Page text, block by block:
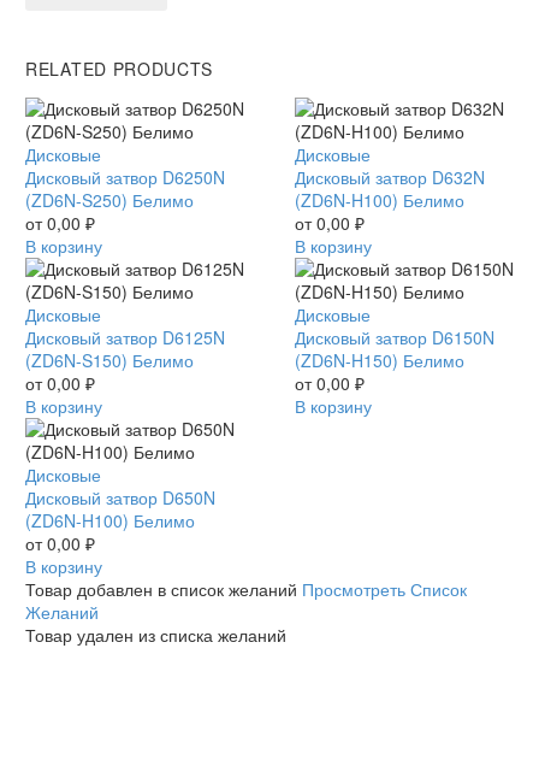
RELATED PRODUCTS
Дисковый
затвор
D6250N
(ZD6N-
S250)
Белимо
Дисковые
Дисковый затвор D6250N
(ZD6N-S250) Белимо
от0,00 ₽
В корзину
Дисковый
затвор
D632N
(ZD6N-
H100)
Белимо
Дисковые
Дисковый затвор D632N
(ZD6N-H100) Белимо
от0,00 ₽
В корзину
Дисковый
затвор
D6125N
(ZD6N-
S150)
Белимо
Дисковые
Дисковый затвор D6125N
(ZD6N-S150) Белимо
от0,00 ₽
В корзину
Дисковый
затвор
D6150N
(ZD6N-
H150)
Дисковые
Дисковый затвор D6150N
(ZD6N-H150) Белимо
от0,00 ₽
В корзину
Дисковый
затвор
D650N
(ZD6N-
H100)
Белимо
Дисковые
Дисковый затвор D650N
(ZD6N-H100) Белимо
от0,00 ₽
В корзину
Товар добавлен в список желаний Просмотреть Список
Желаний
Товар удален из списка желаний